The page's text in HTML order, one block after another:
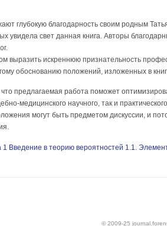
глубокую благодарность своим родным
увидела свет данная книга. Авторы
выразить искреннюю признательность
обоснованию положений, изложенных в
предлагаемая работа поможет
медицинского научного, так и
могут быть предметом дискуссии, и
1 Введение в теорию вероятностей 1.1.
© 2009-25